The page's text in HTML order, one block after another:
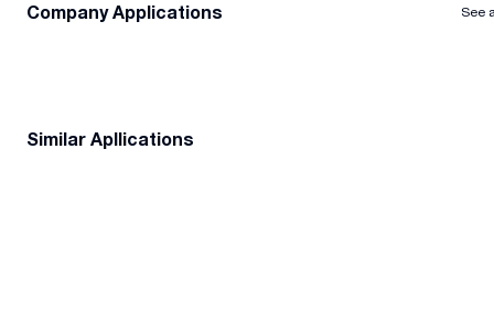
Company Applications See
Similar Apllications